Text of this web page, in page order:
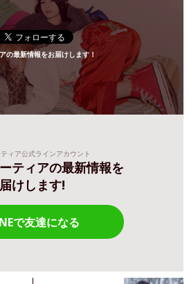
の最新情報をお届けします！
ティア公式ラインアカウント
ティアの最新情報を
けします!
で友達になる